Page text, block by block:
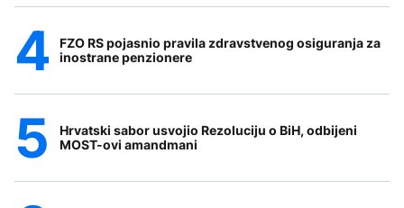
FZO RS pojasnio pravila zdravstvenog osiguranja za
inostrane penzionere
Hrvatski sabor usvojio Rezoluciju o BiH, odbijeni
MOST-ovi amandmani